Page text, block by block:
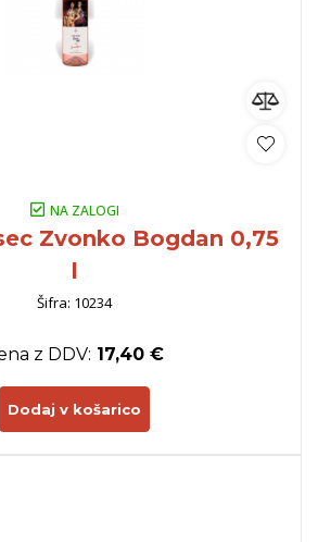
NA ZALOGI
Zvonko Bogdan 0,75
l
Šifra: 10234
z DDV: 17,40 €
Dodaj v košarico